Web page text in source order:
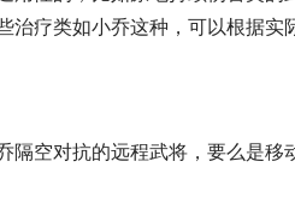
疗类如小乔这种，可以根据实
隔空对抗的远程武将，要么是